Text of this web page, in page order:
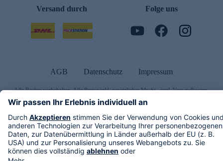
Versand durch Folge uns
AGB Datenschutz Impressum
Alle Rechte vorbehalten. Alle Preise inkl. gesetzlicher MwSt., zzgl. Versandkosten.